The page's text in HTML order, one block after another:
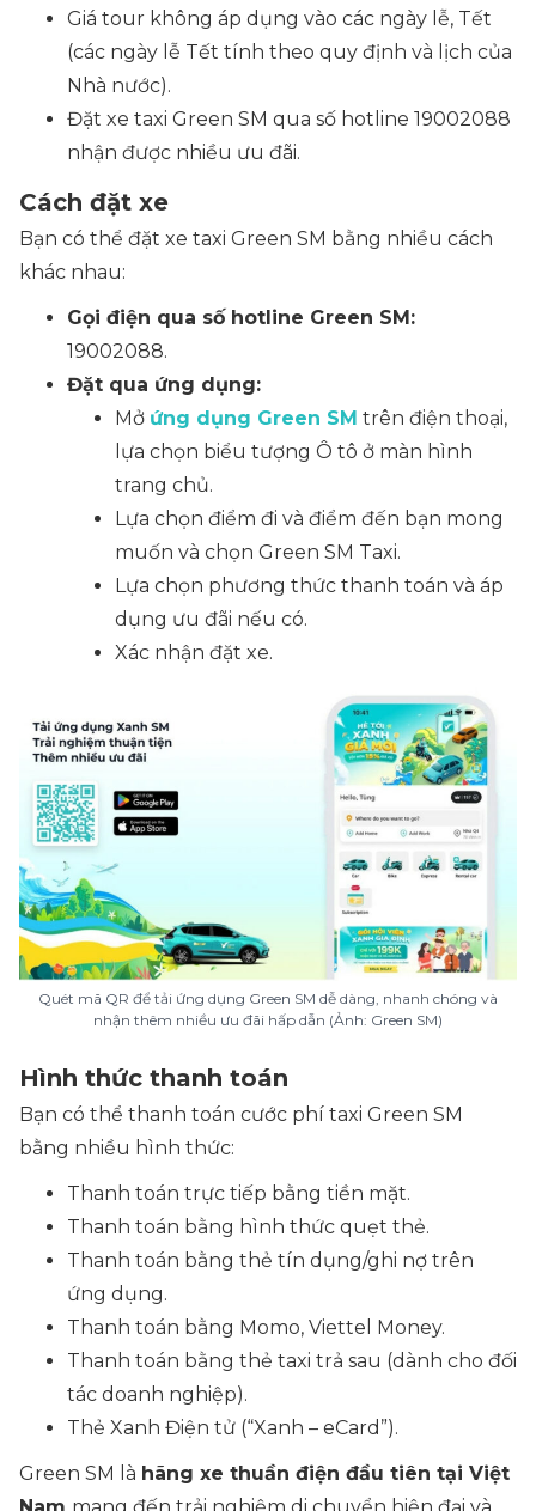
Giá tour không áp dụng vào các ngày lễ, Tết
(các ngày lễ Tết tính theo quy định và lịch của
Nhà nước).
Đặt xe taxi Green SM qua số hotline 19002088
nhận được nhiều ưu đãi.
Cách đặt xe
Bạn có thể đặt xe taxi Green SM bằng nhiều cách
khác nhau:
Gọi điện qua số hotline Green SM:
19002088.
Đặt qua ứng dụng:
Mở ứng dụng Green SM trên điện thoại,
lựa chọn biểu tượng Ô tô ở màn hình
trang chủ.
Lựa chọn điểm đi và điểm đến bạn mong
muốn và chọn Green SM Taxi.
Lựa chọn phương thức thanh toán và áp
dụng ưu đãi nếu có.
Xác nhận đặt xe.
Quét mã QR để tải ứng dụng Green SM dễ dàng, nhanh chóng và
nhận thêm nhiều ưu đãi hấp dẫn (Ảnh: Green SM)
Hình thức thanh toán
Bạn có thể thanh toán cước phí taxi Green SM
bằng nhiều hình thức:
Thanh toán trực tiếp bằng tiền mặt.
Thanh toán bằng hình thức quẹt thẻ.
Thanh toán bằng thẻ tín dụng/ghi nợ trên
ứng dụng.
Thanh toán bằng Momo, Viettel Money.
Thanh toán bằng thẻ taxi trả sau (dành cho đối
tác doanh nghiệp).
Thẻ Xanh Điện tử (“Xanh – eCard”).
Green SM là hãng xe thuần điện đầu tiên tại Việt